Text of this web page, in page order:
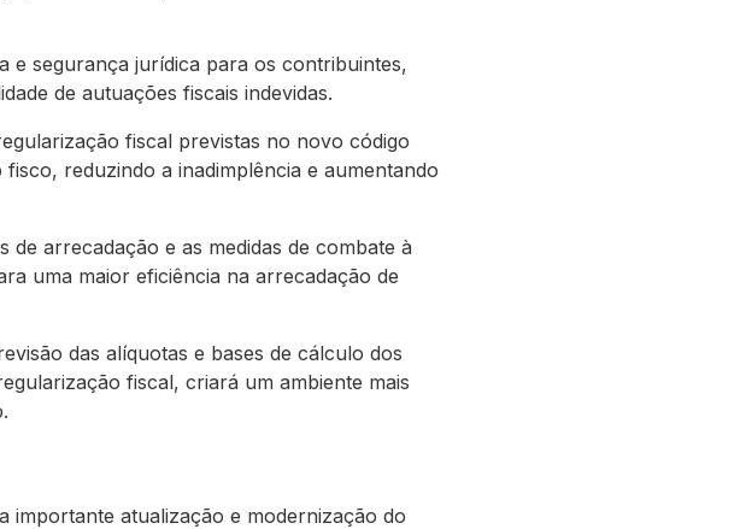
e segurança jurídica para os contribuintes,
de autuações fiscais indevidas.
fiscal previstas no novo código
reduzindo a inadimplência e aumentando
arrecadação e as medidas de combate à
uma maior eficiência na arrecadação de
das alíquotas e bases de cálculo dos
fiscal, criará um ambiente mais
importante atualização e modernização do